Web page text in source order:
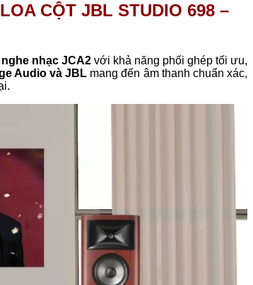
CỘT JBL STUDIO 698 –
nhạc JCA2với khả năng phối ghép tối ưu,
Audio và JBL mang đến âm thanh chuẩn xác,